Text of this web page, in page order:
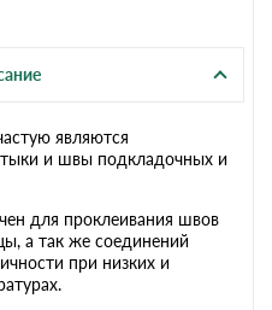
являются
и швы подкладочных и
для проклеивания швов
а так же соединений
при низких и